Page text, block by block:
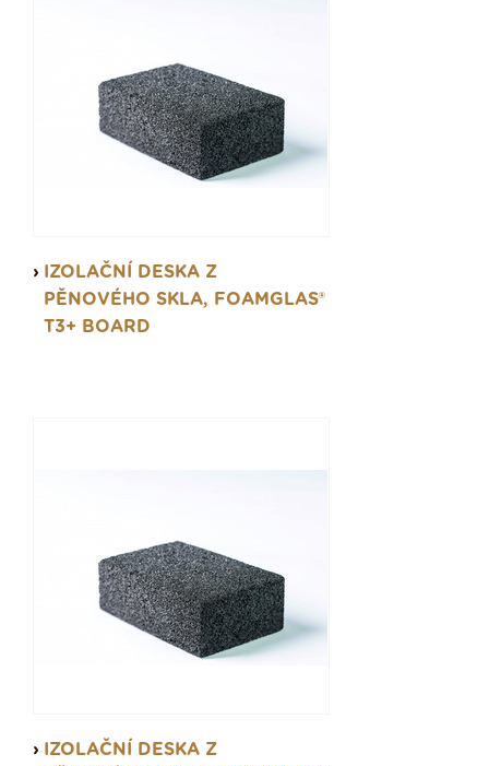
IZOLAČNÍ DESKA Z
PĚNOVÉHO SKLA, FOAMGLAS®
T3+ BOARD
IZOLAČNÍ DESKA Z